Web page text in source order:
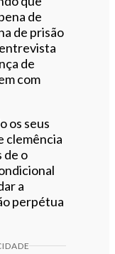
de
de prisão
de
com
os seus
clemência
de o
a
perpétua